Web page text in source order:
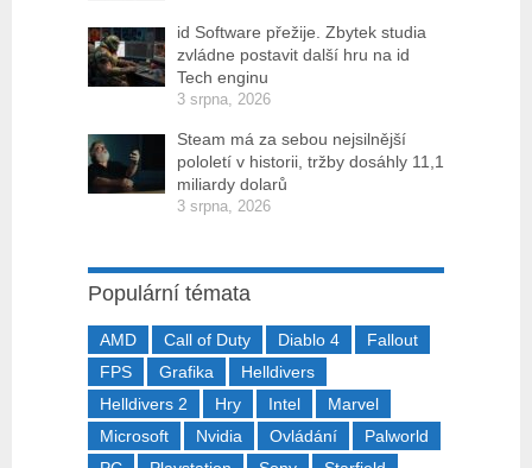
id Software přežije. Zbytek studia
zvládne postavit další hru na id
Tech enginu
3 srpna, 2026
Steam má za sebou nejsilnější
pololetí v historii, tržby dosáhly 11,1
miliardy dolarů
3 srpna, 2026
Populární témata
AMD Call of Duty Diablo 4
Fallout
FPS
Grafika
Helldivers
Helldivers 2
Hry Intel
Marvel
Microsoft
Nvidia Ovládání
Palworld